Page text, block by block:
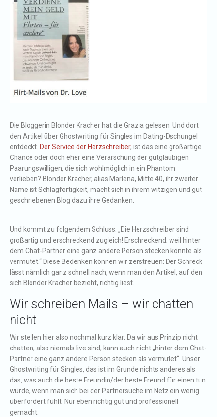
Die Bloggerin Blonder Kracher hat die Grazia gelesen. Und dort
den Artikel über Ghostwriting für Singles im Dating-Dschungel
entdeckt. Der Service der Herzschreiber, ist das eine großartige
Chance oder doch eher eine Verarschung der gutgläubigen
Paarungswilligen, die sich wohlmöglich in ein Phantom
verlieben? Blonder Kracher, alias Marlena, Mitte 40, ihr zweiter
Name ist Schlagfertigkeit, macht sich in ihrem witzigen und gut
geschriebenen Blog dazu ihre Gedanken.
Und kommt zu folgendem Schluss: „Die Herzschreiber sind
großartig und erschreckend zugleich! Erschreckend, weil hinter
dem Chat-Partner eine ganz andere Person stecken könnte als
vermutet.“ Diese Bedenken können wir zerstreuen: Der Schreck
lässt nämlich ganz schnell nach, wenn man den Artikel, auf den
sich Blonder Kracher bezieht, richtig liest.
Wir schreiben Mails – wir chatten
nicht
Wir stellen hier also nochmal kurz klar: Da wir aus Prinzip nicht
chatten, also niemals live sind, kann auch nicht „hinter dem Chat-
Partner eine ganz andere Person stecken als vermutet“. Unser
Ghostwriting für Singles, das ist im Grunde nichts anderes als
das, was auch die beste Freundin/der beste Freund für einen tun
würde, wenn man sich bei der Partnersuche im Netz ein wenig
überfordert fühlt. Nur eben richtig gut und professionell
gemacht.